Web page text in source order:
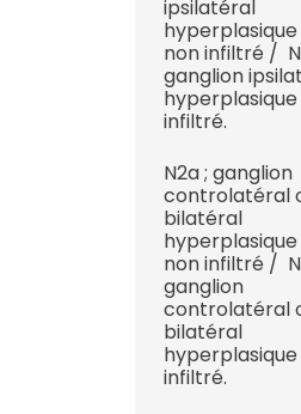
ipsilatéral
non infiltré /
ganglion
infiltré.
N2a ; ganglion
controlatéral
bilatéral
non infiltré /
ganglion
controlatéral
bilatéral
infiltré.